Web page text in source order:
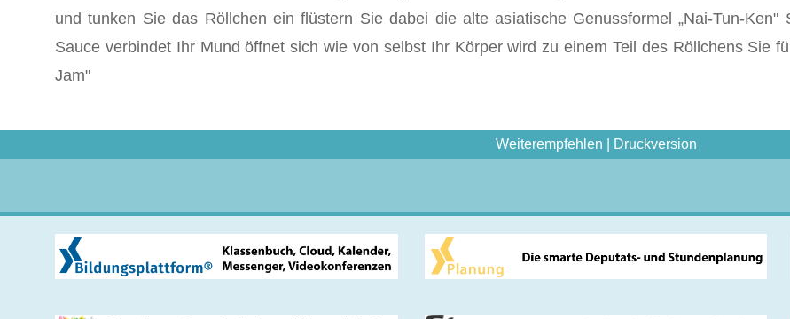
und tunken Sie das Röllchen ein flüstern Sie dabei die alte asiatische Genussformel „Nai-Tun-
Sauce verbindet Ihr Mund öffnet sich wie von selbst Ihr Körper wird zu einem Teil des Röllchens Sie
Jam"
Weiterempfehlen Druckversion